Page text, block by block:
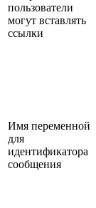
пользователи
могут вставлять
ссылки
Имя переменной
для
идентификатора
сообщения